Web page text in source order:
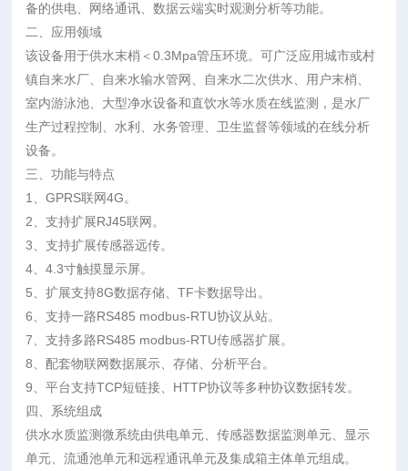
备的供电、网络通讯、数据云端实时观测分析等功能。
二、应用领域
该设备用于供水末梢＜0.3Mpa管压环境。可广泛应用城市或村
镇自来水厂、自来水输水管网、自来水二次供水、用户末梢、
室内游泳池、大型净水设备和直饮水等水质在线监测，是水厂
生产过程控制、水利、水务管理、卫生监督等领域的在线分析
设备。
三、功能与特点
1、GPRS联网4G。
2、支持扩展RJ45联网。
3、支持扩展传感器远传。
4、4.3寸触摸显示屏。
5、扩展支持8G数据存储、TF卡数据导出。
6、支持一路RS485 modbus-RTU协议从站。
7、支持多路RS485 modbus-RTU传感器扩展。
8、配套物联网数据展示、存储、分析平台。
9、平台支持TCP短链接、HTTP协议等多种协议数据转发。
四、系统组成
供水水质监测微系统由供电单元、传感器数据监测单元、显示
单元、流通池单元和远程通讯单元及集成箱主体单元组成。